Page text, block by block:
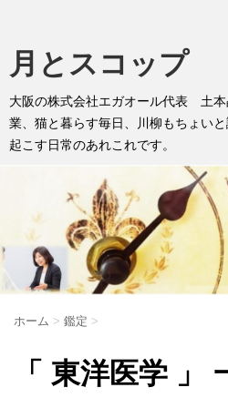
月とスコップ
大阪の株式会社エガオール代表 土
業、猫と暮らす毎日、川柳もちょい
起こす日常のあれこれです。
ホーム > 鑑定 >
「 東洋医学 」